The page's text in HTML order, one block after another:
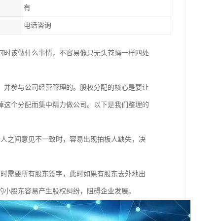
有
电话咨询
该做什么事情，不容易像只无头苍蝇一样四处
参与公司经营管理的。股权分配的核心是要让
个分配而集中精力做公司。以下是我们整理的
之间意见不一致时，容易出现拍板人缺失，决
需要所有股东签字，此时如果有股东去外地出
股东容易产生股权纠纷，阻碍企业发展。